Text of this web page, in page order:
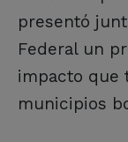
presentó
Federal un
impacto que
municipios